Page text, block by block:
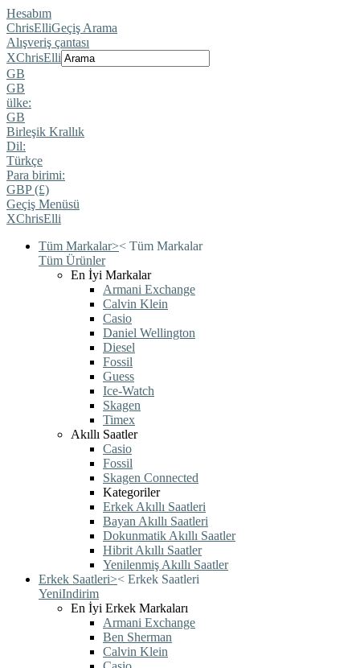
Hesabım
ChrisElliGeçiş Arama
Alışveriş çantası
XChrisElli
GB
GB
ülke:
GB
Birleşik Krallık
Dil:
Türkçe
Para birimi:
GBP (£)
Geçiş Menüsü
XChrisElli
Tüm Markalar>< Tüm Markalar
Tüm Ürünler
En İyi Markalar
Armani Exchange
Calvin Klein
Casio
Daniel Wellington
Diesel
Fossil
Guess
Ice-Watch
Skagen
Timex
Akıllı Saatler
Casio
Fossil
Skagen Connected
Kategoriler
Erkek Akıllı Saatleri
Bayan Akıllı Saatleri
Dokunmatik Akıllı Saatler
Hibrit Akıllı Saatler
Yenilenmiş Akıllı Saatler
Erkek Saatleri>< Erkek Saatleri
YeniIndirim
En İyi Erkek Markaları
Armani Exchange
Ben Sherman
Calvin Klein